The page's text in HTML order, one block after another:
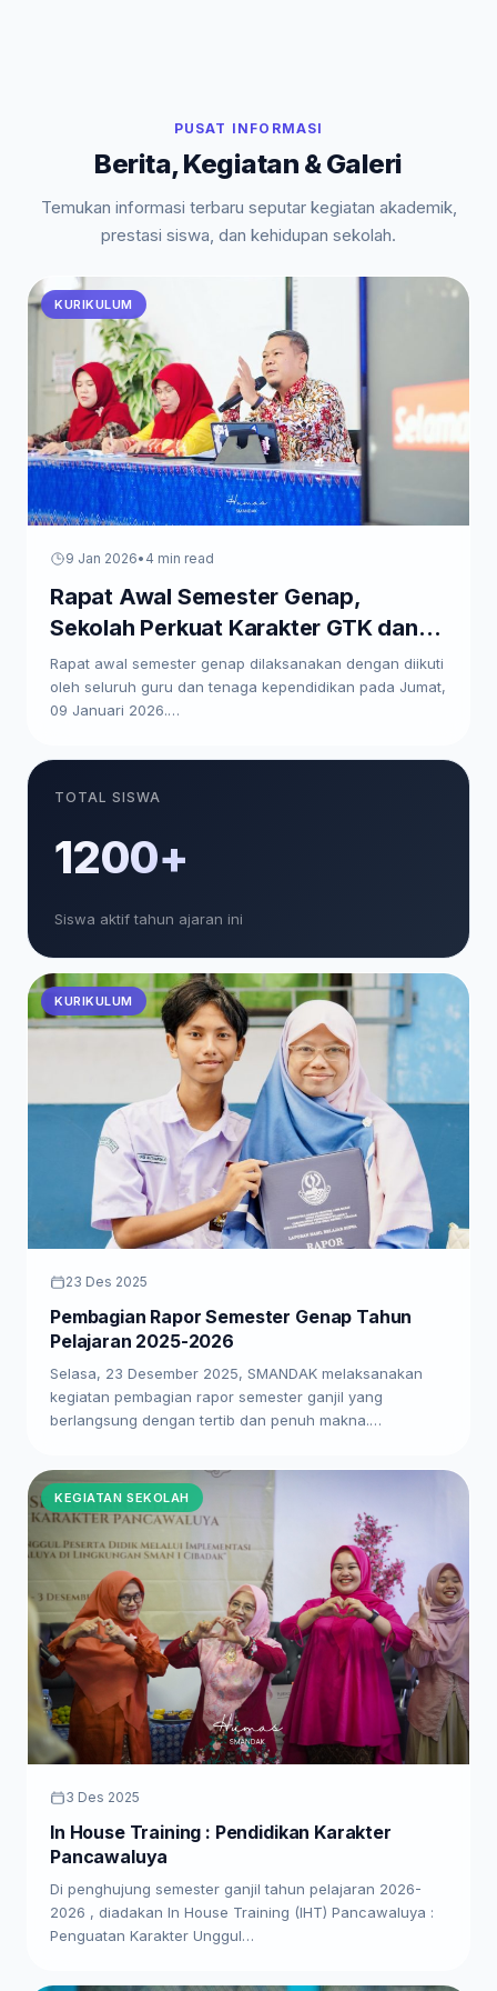
PUSAT INFORMASI
Berita, Kegiatan & Galeri
Temukan informasi terbaru seputar kegiatan akademik,
prestasi siswa, dan kehidupan sekolah.
KURIKULUM
9 Jan 2026• 4 min read
Rapat Awal Semester Genap,
Sekolah Perkuat Karakter GTK dan
Paparkan Program Kerja
Rapat awal semester genap dilaksanakan dengan diikuti
oleh seluruh guru dan tenaga kependidikan pada Jumat,
09 Januari 2026.…
TOTAL SISWA
1200+
Siswa aktif tahun ajaran ini
KURIKULUM
23 Des 2025
Pembagian Rapor Semester Genap Tahun
Pelajaran 2025-2026
Selasa, 23 Desember 2025, SMANDAK melaksanakan
kegiatan pembagian rapor semester ganjil yang
berlangsung dengan tertib dan penuh makna.…
KEGIATAN SEKOLAH
3 Des 2025
In House Training : Pendidikan Karakter
Pancawaluya
Di penghujung semester ganjil tahun pelajaran 2026-
2026 , diadakan In House Training (IHT) Pancawaluya :
Penguatan Karakter Unggul…